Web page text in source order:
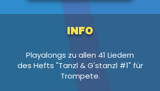
Info
Playalongs zu allen 41 Liedern
des Hefts "Tanzl & G'stanzl #1" für
Trompete.